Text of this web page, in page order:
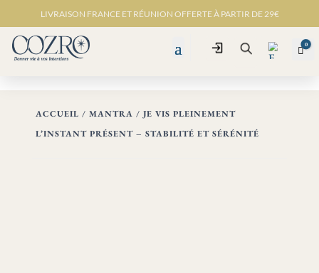
LIVRAISON FRANCE ET RÉUNION OFFERTE À PARTIR DE 29€
ConnexionRecherche
0
ACCUEIL / MANTRA / JE VIS PLEINEMENT
L’INSTANT PRÉSENT – STABILITÉ ET SÉRÉNITÉ